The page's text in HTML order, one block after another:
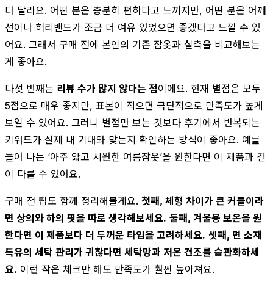
다 달라요. 어떤 분은 충분히 편하다고 느끼지만, 어떤 분은 어깨
선이나 허리밴드가 조금 더 여유 있었으면 좋겠다고 느낄 수 있
어요. 그래서 구매 전에 본인의 기존 잠옷과 실측을 비교해보는
게 좋아요.
다섯 번째는 리뷰 수가 많지 않다는 점이에요. 현재 별점은 모두
5점으로 매우 좋지만, 표본이 적으면 극단적으로 만족도가 높게
보일 수 있어요. 그러니 별점만 보는 것보다 후기에서 반복되는
키워드가 실제 내 기대와 맞는지 확인하는 방식이 좋아요. 예를
들어 나는 ‘아주 얇고 시원한 여름잠옷’을 원한다면 이 제품과 결
이 다를 수 있어요.
구매 전 팁도 함께 정리해볼게요. 첫째, 체형 차이가 큰 커플이라
면 상의와 하의 핏을 따로 생각해보세요. 둘째, 겨울용 보온을 원
한다면 이 제품보다 더 두꺼운 타입을 고려하세요. 셋째, 면 소재
특유의 세탁 관리가 귀찮다면 세탁망과 저온 건조를 습관화하세
요. 이런 작은 체크만 해도 만족도가 훨씬 높아져요.